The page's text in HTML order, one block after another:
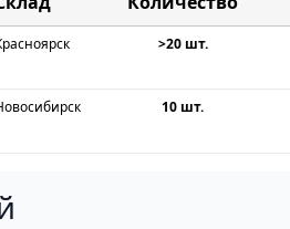
>20 шт.
10 шт.